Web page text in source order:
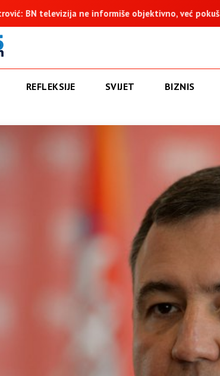
objektivno, već pokušava da ospori vodovod na
REFLEKSIJE SVIJET BIZNIS